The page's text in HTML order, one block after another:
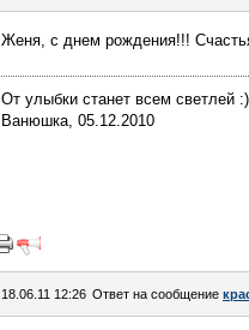
Женя, с днем рождения!!!
От улыбки станет всем светлей
Ванюшка, 05.12.2010
18.06.11 12:26 Ответ на сообщение